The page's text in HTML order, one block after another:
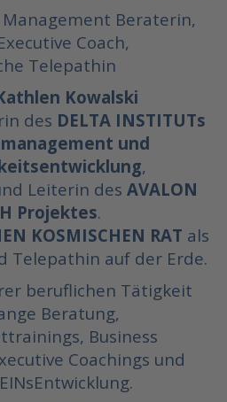
Management Beraterin,
Coach,
Telepathin
Kowalski
des DELTA INSTITUTs
und
,
Leiterin des AVALON
Projektes.
KOSMISCHEN RAT als
Telepathin auf der Erde.
beruflichen Tätigkeit
Beratung,
Business
Coachings und